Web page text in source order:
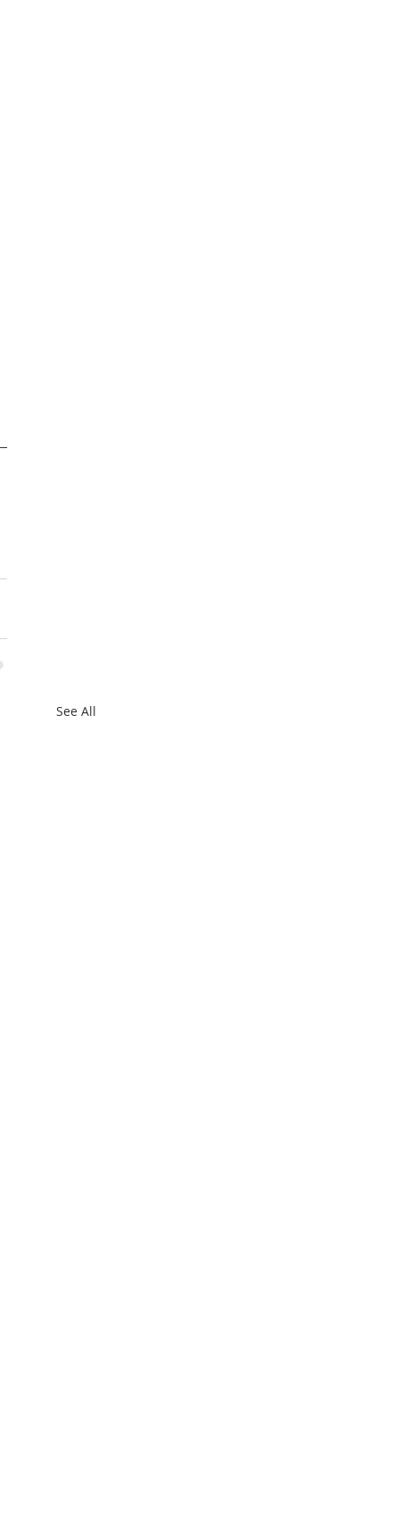
See All